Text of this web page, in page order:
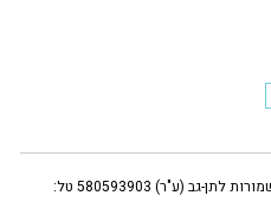
התעשיה 21, רעננה (c) כל הזכויות שמורות לתן-גב (ע"ר) 580593903 טל: